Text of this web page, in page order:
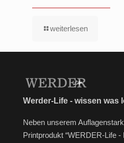
weiterlesen
Werder-Life - wissen was
Neben unserem
Printprodukt “WERDER-Life